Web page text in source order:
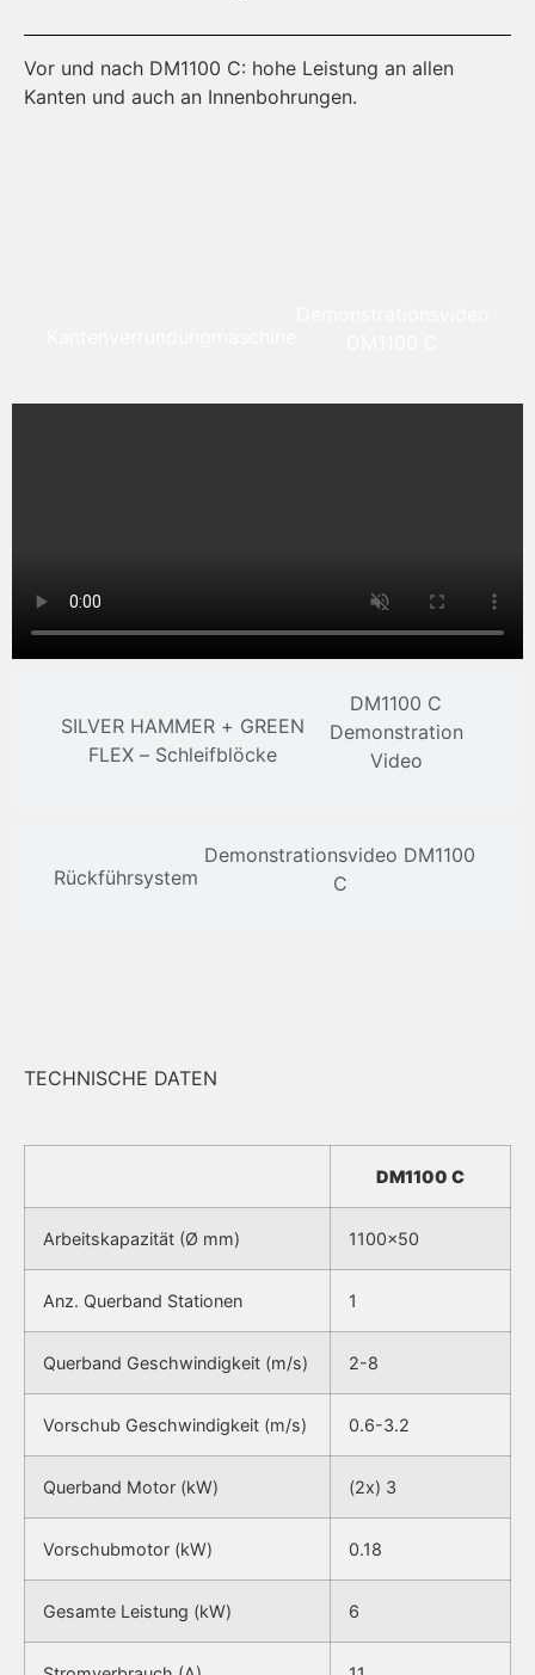
Vor und nach DM1100 C: hohe Leistung an allen
Kanten und auch an Innenbohrungen.
SILVER HAMMER + GREEN
FLEX – Schleifblöcke
DM1100 C
Demonstration
Video
Rückführsystem
Demonstrationsvideo DM1100
C
TECHNISCHE DATEN
DM1100 C
Arbeitskapazität (Ø mm) 1100×50
Anz. Querband Stationen 1
Querband Geschwindigkeit (m/s) 2-8
Vorschub Geschwindigkeit (m/s) 0.6-3.2
Querband Motor (kW) (2x) 3
Vorschubmotor (kW) 0.18
Gesamte Leistung (kW) 6